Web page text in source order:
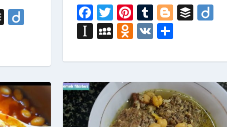
B
r
F
a
c
e
o
o
T
w
itt
er
Pi
nt
er
e
T
u
m
bl
Bl
g
B
r
In
a
p
a
p
M
S
p
a
c
O
n
o
kl
a
V
ar
e